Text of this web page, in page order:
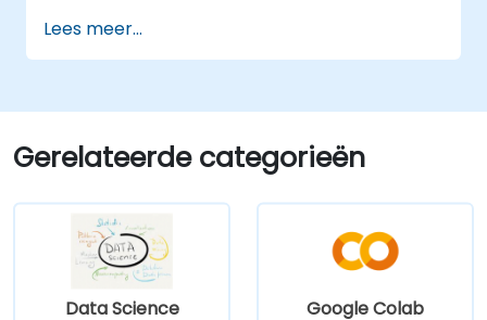
voorspellen van data-trends.
De Prophet-bibliotheek van Facebook in
Tijdreeksgegevens en resultaten van
voorspellingen visueel weer te geven.
Lees meer...
Gerelateerde categorieën
Data Science Google Colab